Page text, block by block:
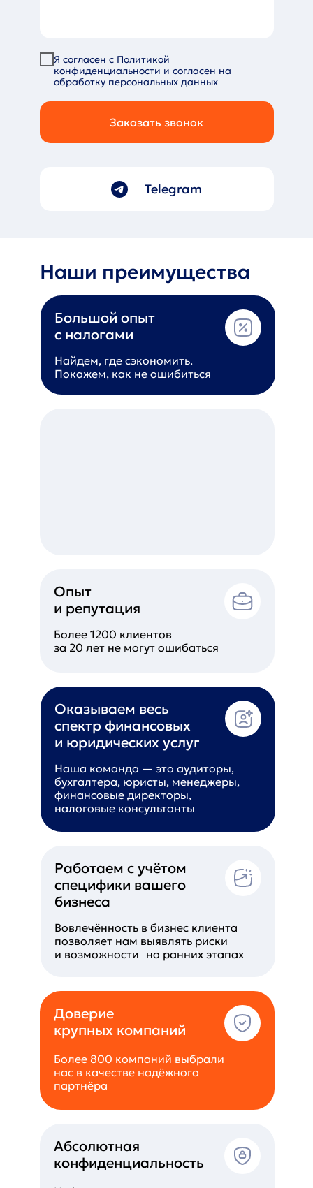
Я согласен с Политикой
конфиденциальности и согласен на
обработку персональных данных
Заказать звонок
Telegram
Наши преимущества
Оказываем весь
спектр финансовых
и юридических услуг
Наша команда — это аудиторы,
бухгалтера, юристы, менеджеры,
финансовые директоры,
налоговые консультанты
Опыт
и репутация
Более 1200 клиентов
за 20 лет не могут ошибаться
Доверие
крупных компаний
Более 800 компаний выбрали
нас в качестве надёжного
партнёра
Абсолютная
конфиденциальность
Работаем с учётом
специфики вашего
бизнеса
Вовлечённость в бизнес клиента
позволяет нам выявлять риски
и возможности на ранних этапах
Большой опыт
с налогами
Найдем, где сэкономить.
Покажем, как не ошибиться